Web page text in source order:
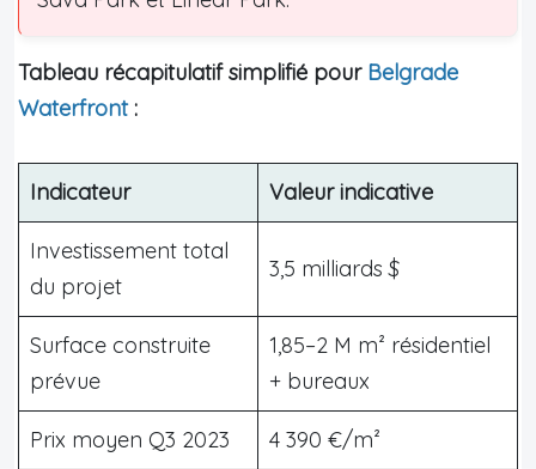
Tableau récapitulatif simplifié pour Belgrade
Waterfront:
Indicateur Valeur indicative
Investissement total
du projet
3,5 milliards $
Surface construite
prévue
1,85–2 M m² résidentiel
+ bureaux
Prix moyen Q3 2023 4 390 €/m²